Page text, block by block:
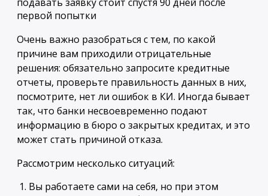
Очень важно разобраться с тем, по какой
причине вам приходили отрицательные
решения: обязательно запросите кредитные
отчеты, проверьте правильность данных в них,
посмотрите, нет ли ошибок в КИ. Иногда бывает
так, что банки несвоевременно подают
информацию в бюро о закрытых кредитах, и это
может стать причиной отказа.
Рассмотрим несколько ситуаций:
Вы работаете сами на себя, но при этом